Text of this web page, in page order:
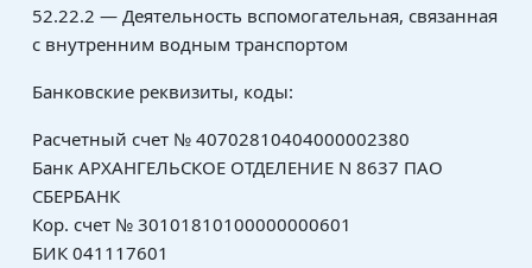
52.22.2 — Деятельность вспомогательная, связанная
с внутренним водным транспортом
Банковские реквизиты, коды:
Расчетный счет № 40702810404000002380
Банк АРХАНГЕЛЬСКОЕ ОТДЕЛЕНИЕ N 8637 ПАО
СБЕРБАНК
Кор. счет № 30101810100000000601
БИК 041117601